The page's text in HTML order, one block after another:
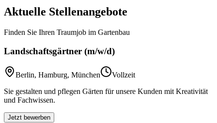
Aktuelle Stellenangebote
Finden Sie Ihren Traumjob im Gartenbau
Landschaftsgärtner (m/w/d)
Berlin, Hamburg, München
Vollzeit
Sie gestalten und pflegen Gärten für unsere Kunden mit Kreativität
und Fachwissen.
Jetzt bewerben